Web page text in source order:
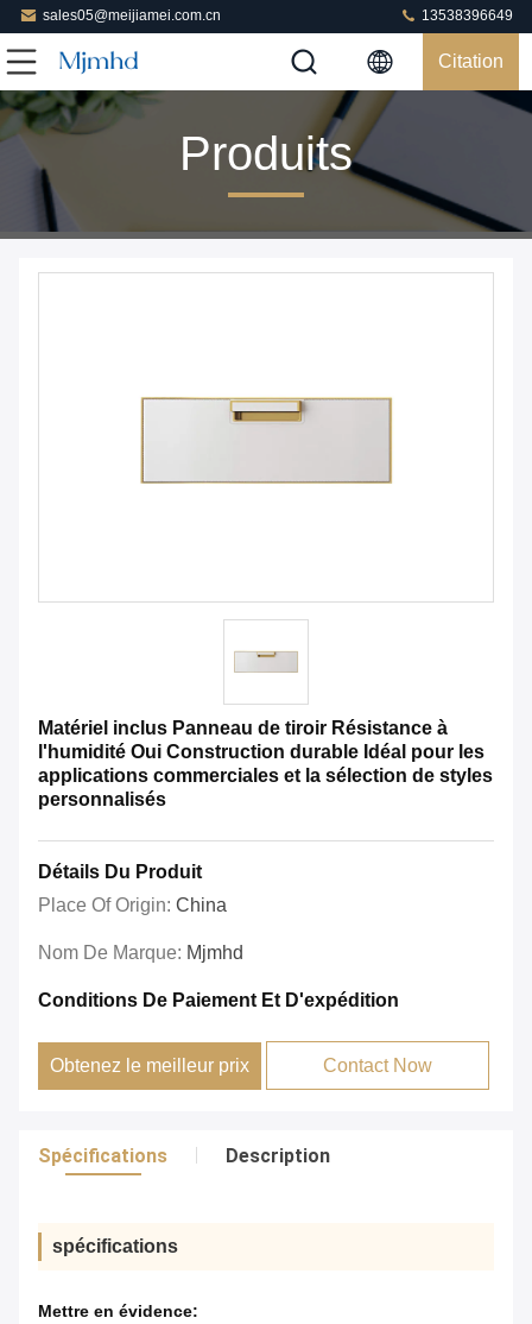
sales05@meijiamei.com.cn 13538396649
Citation
Produits
Matériel inclus Panneau de tiroir Résistance à
l'humidité Oui Construction durable Idéal pour les
applications commerciales et la sélection de styles
personnalisés
Détails Du Produit
Place Of Origin: China
Nom De Marque: Mjmhd
Conditions De Paiement Et D'expédition
Obtenez le meilleur prix Contact Now
Spécifications Description
spécifications
Mettre en évidence: